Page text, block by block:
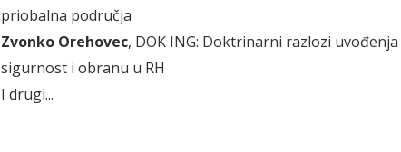
priobalna područja
Zvonko Orehovec, DOK ING: Doktrinarni razlozi
sigurnost i obranu u RH
I drugi...